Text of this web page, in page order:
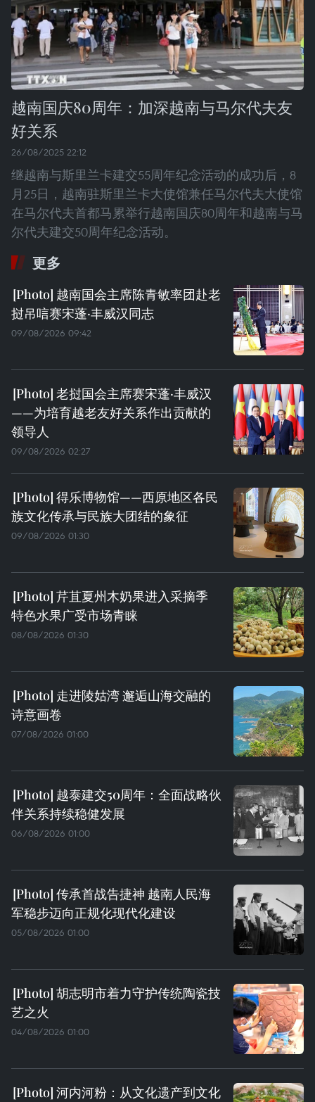
越南国庆80周年：加深越南与马尔代夫友
好关系
26/08/2025 22:12
继越南与斯里兰卡建交55周年纪念活动的成功后，8
月25日，越南驻斯里兰卡大使馆兼任马尔代夫大使馆
在马尔代夫首都马累举行越南国庆80周年和越南与马
尔代夫建交50周年纪念活动。
更多
越南国会主席陈青敏率团赴老
挝吊唁赛宋蓬·丰威汉同志
09/08/2026 09:42
老挝国会主席赛宋蓬·丰威汉
——为培育越老友好关系作出贡献的
领导人
09/08/2026 02:27
得乐博物馆——西原地区各民
族文化传承与民族大团结的象征
09/08/2026 01:30
芹苴夏州木奶果进入采摘季
特色水果广受市场青睐
08/08/2026 01:30
走进陵姑湾 邂逅山海交融的
诗意画卷
07/08/2026 01:00
越泰建交50周年：全面战略伙
伴关系持续稳健发展
06/08/2026 01:00
传承首战告捷神 越南人民海
军稳步迈向正规化现代化建设
05/08/2026 01:00
胡志明市着力守护传统陶瓷技
艺之火
04/08/2026 01:00
河内河粉：从文化遗产到文化